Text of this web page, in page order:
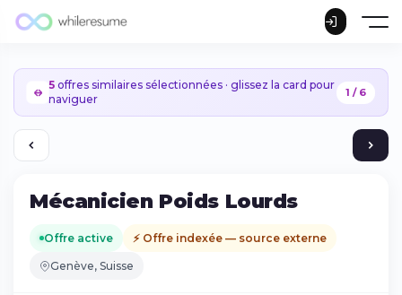
5 offres similaires sélectionnées · glissez la card pour
naviguer
1 / 6
Mécanicien Poids Lourds
Offre active ⚡ Offre indexée — source externe
Genève, Suisse